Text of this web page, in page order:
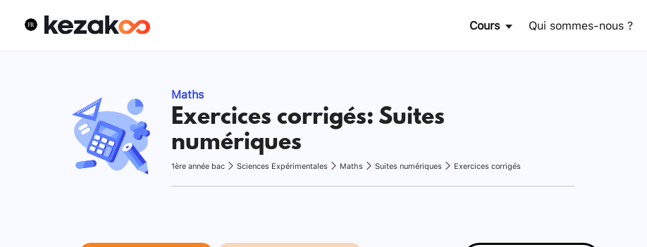
Cours Qui sommes-nous ?
Maths
Exercices corrigés: Suites
numériques
1ère année bac Sciences Expérimentales Maths Suites numériques Exercices corrigés